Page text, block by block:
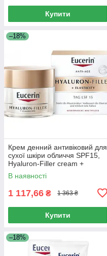
Купити
–18%
Крем денний антивіковий для
сухої шкіри обличчя SPF15,
Hyaluron-Filler cream +
Elastisity day anti-aging cream
for dry skin,
В наявності
1 117,66 ₴ 1 363 ₴
Купити
–18%